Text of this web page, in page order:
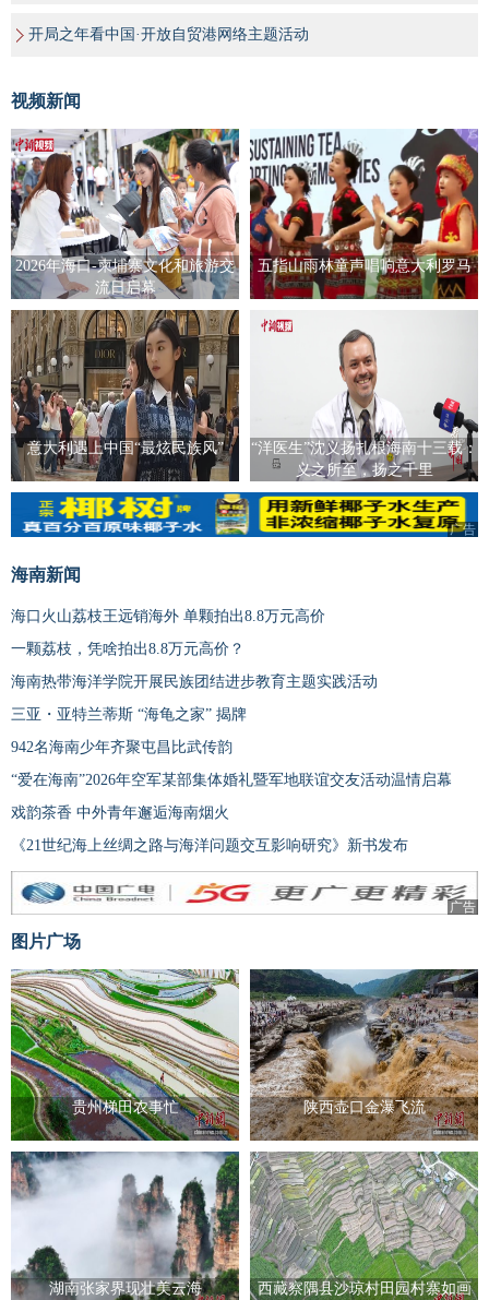
开局之年看中国·开放自贸港网络主题活动
视频新闻
2026年海口-柬埔寨文化和旅游交
流日启幕
五指山雨林童声唱响意大利罗马
意大利遇上中国“最炫民族风”
“洋医生”沈义扬扎根海南十三载：
义之所至，扬之千里
广告
海南新闻
海口火山荔枝王远销海外 单颗拍出8.8万元高价
一颗荔枝，凭啥拍出8.8万元高价？
海南热带海洋学院开展民族团结进步教育主题实践活动
三亚・亚特兰蒂斯 “海龟之家” 揭牌
942名海南少年齐聚屯昌比武传韵
“爱在海南”2026年空军某部集体婚礼暨军地联谊交友活动温情启幕
戏韵茶香 中外青年邂逅海南烟火
《21世纪海上丝绸之路与海洋问题交互影响研究》新书发布
广告
图片广场
贵州梯田农事忙 陕西壶口金瀑飞流
湖南张家界现壮美云海 西藏察隅县沙琼村田园村寨如画